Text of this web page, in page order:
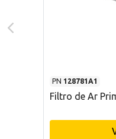
PN 128781A1
Filtro de Ar